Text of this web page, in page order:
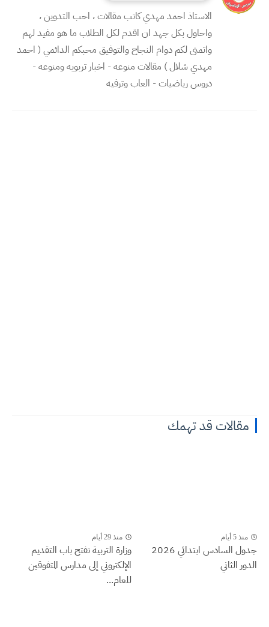
الاستاذ احمد مهدي كاتب مقالات ، احب التدوين ،
واحاول بكل جهد ان اقدم لكل الطلاب ما هو مفيد لهم
واتمنى لكم دوام النجاح والتوفيق محبكم الدائمي ( احمد
مهدي شلال ) مقالات منوعه - اخبار تربويه ومنوعه -
دروس رياضيات - العاب وترفيه
مقالات قد تهمك
منذ 5 أيام
جدول السادس ابتدائي 2026
الدور الثاني
منذ 29 أيام
وزارة التربية تفتح باب التقديم
الإلكتروني إلى مدارس المتفوقين
للعام...